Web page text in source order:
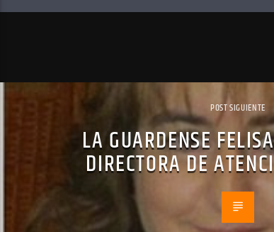
POST SIGUIENTE
LA GUARDENSE
DIRECTORA DE